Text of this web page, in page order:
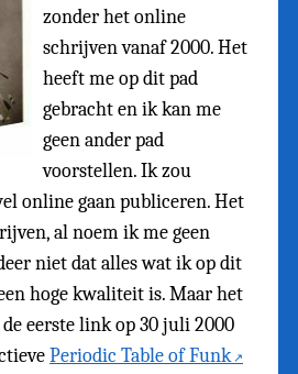
zonder het online
schrijven vanaf 2000. Het
heeft me op dit pad
gebracht en ik kan me
geen ander pad
voorstellen. Ik zou
online gaan publiceren. Het
al noem ik me geen
niet dat alles wat ik op dit
hoge kwaliteit is. Maar het
eerste link op 30 juli 2000
Periodic Table of Funk